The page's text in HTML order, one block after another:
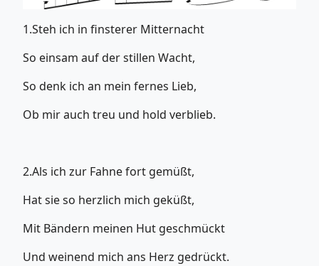
1.Steh ich in finsterer Mitternacht
So einsam auf der stillen Wacht,
So denk ich an mein fernes Lieb,
Ob mir auch treu und hold verblieb.
2.Als ich zur Fahne fort gemüßt,
Hat sie so herzlich mich geküßt,
Mit Bändern meinen Hut geschmückt
Und weinend mich ans Herz gedrückt.